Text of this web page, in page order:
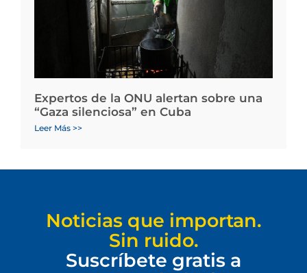
Expertos de la ONU alertan sobre una
“Gaza silenciosa” en Cuba
Leer Más >>
Noticias que importan.
Sin ruido.
Suscríbete gratis a